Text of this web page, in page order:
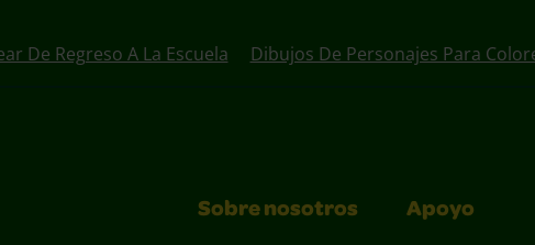
De Regreso A La Escuela Dibujos De Personajes Para
Sobre nosotros Apoyo